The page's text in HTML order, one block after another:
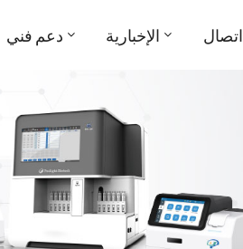
دعم فني الإخبارية اتصال
русский
español